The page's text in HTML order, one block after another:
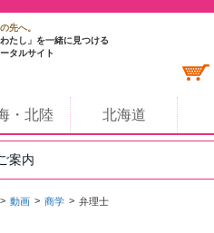
先へ。
たし」を一緒に見つける
タルサイト
・北陸 北海道
案内
動画 商学 弁理士